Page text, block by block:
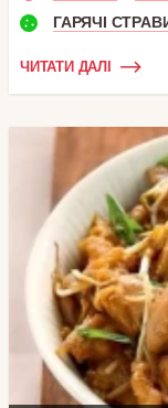
ГАРЯЧІ
ЧИТАТИ ДАЛІ